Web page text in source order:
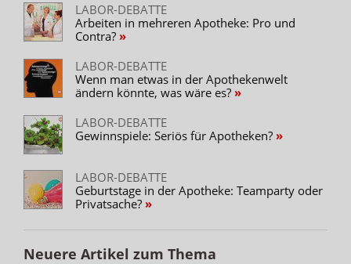
LABOR-DEBATTE
Arbeiten in mehreren Apotheke: Pro und
Contra?
LABOR-DEBATTE
Wenn man etwas in der Apothekenwelt
ändern könnte, was wäre es?
LABOR-DEBATTE
Gewinnspiele: Seriös für Apotheken?
LABOR-DEBATTE
Geburtstage in der Apotheke: Teamparty oder
Privatsache?
Neuere Artikel zum Thema